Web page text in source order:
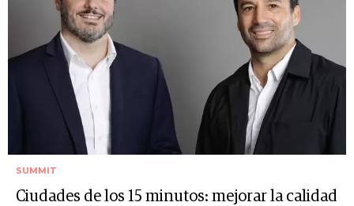
SUMMIT
Ciudades de los 15 minutos: mejorar la calidad